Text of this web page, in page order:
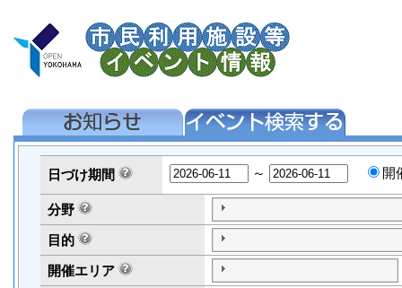
日づけ期間 ～ 開
分野
目的
開催エリア